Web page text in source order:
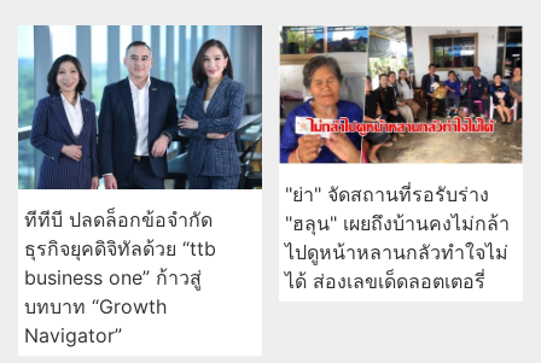
ทีทีบี ปลดล็อกข้อจำกัด
ธุรกิจยุคดิจิทัลด้วย “ttb
business one” ก้าวสู่
บทบาท “Growth
Navigator”
"ย่า" จัดสถานที่รอรับร่าง
"ฮลุน" เผยถึงบ้านคงไม่กล้า
ไปดูหน้าหลานกลัวทำใจไม่
ได้ ส่องเลขเด็ดลอตเตอรี่